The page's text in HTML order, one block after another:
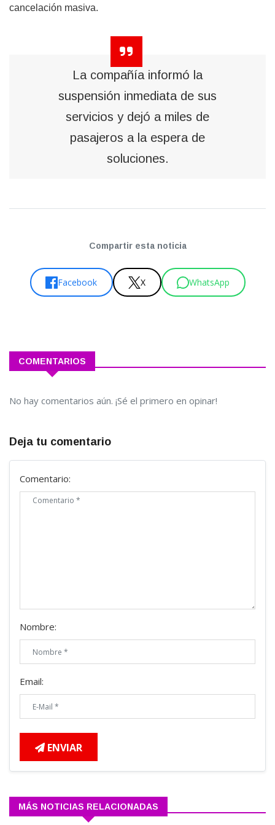
cancelación masiva.
La compañía informó la
suspensión inmediata de sus
servicios y dejó a miles de
pasajeros a la espera de
soluciones.
Compartir esta noticia
Facebook X WhatsApp
COMENTARIOS
No hay comentarios aún. ¡Sé el primero en opinar!
Deja tu comentario
Comentario:
Nombre:
Email:
ENVIAR
MÁS NOTICIAS RELACIONADAS